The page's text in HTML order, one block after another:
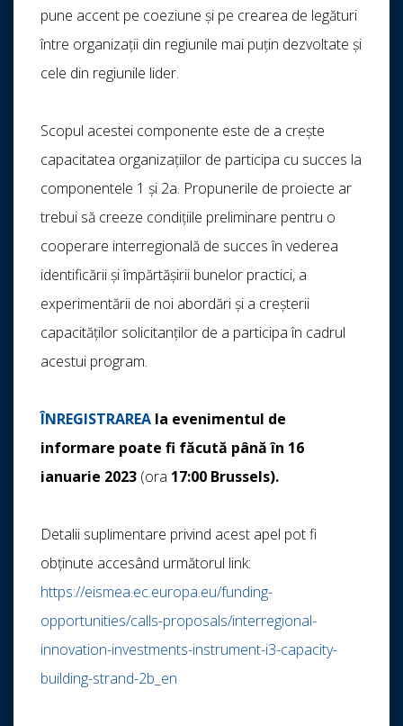
pune accent pe coeziune și pe crearea de legături
între organizații din regiunile mai puțin dezvoltate și
cele din regiunile lider.
Scopul acestei componente este de a crește
capacitatea organizațiilor de participa cu succes la
componentele 1 și 2a. Propunerile de proiecte ar
trebui să creeze condițiile preliminare pentru o
cooperare interregională de succes în vederea
identificării și împărtășirii bunelor practici, a
experimentării de noi abordări și a creșterii
capacităților solicitanților de a participa în cadrul
acestui program.
ÎNREGISTRAREA la evenimentul de
informare poate fi făcută până în 16
ianuarie 2023 (ora 17:00 Brussels).
Detalii suplimentare privind acest apel pot fi
obținute accesând următorul link:
https://eismea.ec.europa.eu/funding-
opportunities/calls-proposals/interregional-
innovation-investments-instrument-i3-capacity-
building-strand-2b_en